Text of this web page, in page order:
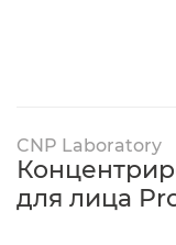
CNP Laboratory
для лица